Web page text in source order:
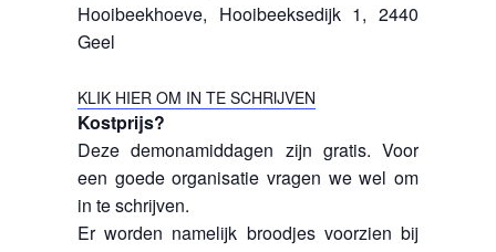
Hooibeekhoeve, Hooibeeksedijk 1, 2440
Geel
KLIK HIER OM IN TE SCHRIJVEN
Kostprijs?
Deze demonamiddagen zijn gratis. Voor
een goede organisatie vragen we wel om
in te schrijven.
Er worden namelijk broodjes voorzien bij